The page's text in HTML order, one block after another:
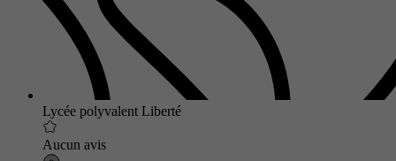
Lycée polyvalent Liberté
Aucun avis